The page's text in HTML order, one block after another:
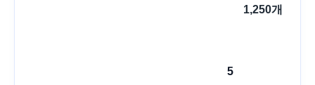
1,250개
5